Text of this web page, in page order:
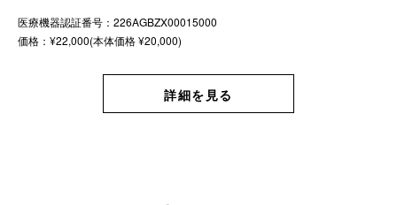
医療機器認証番号：226AGBZX00015000
価格：¥22,000(本体価格 ¥20,000)
詳細を見る